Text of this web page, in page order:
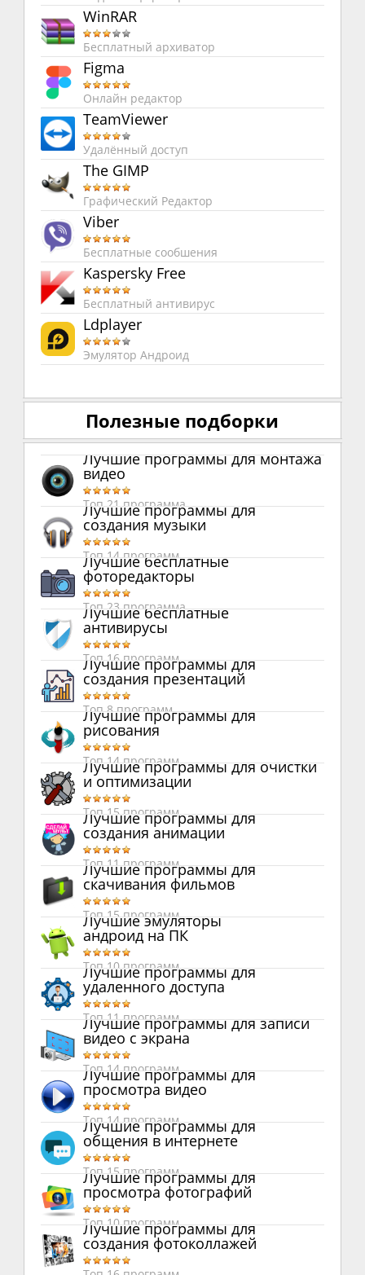
WinRAR
Бесплатный архиватор
Figma
Онлайн редактор
TeamViewer
Удалённый доступ
The GIMP
Графический Редактор
Viber
Бесплатные сообшения
Kaspersky Free
Бесплатный антивирус
Ldplayer
Эмулятор Андроид
Полезные подборки
Лучшие программы для монтажа
видео
Топ 21 программа
Лучшие программы для
создания музыки
Топ 14 программ
Лучшие бесплатные
фоторедакторы
Топ 23 программа
Лучшие бесплатные
антивирусы
Топ 16 программ
Лучшие программы для
создания презентаций
Топ 8 программ
Лучшие программы для
рисования
Топ 14 программ
Лучшие программы для очистки
и оптимизации
Топ 15 программ
Лучшие программы для
создания анимации
Топ 11 программ
Лучшие программы для
скачивания фильмов
Топ 15 программ
Лучшие эмуляторы
андроид на ПК
Топ 10 программ
Лучшие программы для
удаленного доступа
Топ 11 программ
Лучшие программы для записи
видео с экрана
Топ 14 программ
Лучшие программы для
просмотра видео
Топ 14 программ
Лучшие программы для
общения в интернете
Топ 15 программ
Лучшие программы для
просмотра фотографий
Топ 10 программ
Лучшие программы для
создания фотоколлажей